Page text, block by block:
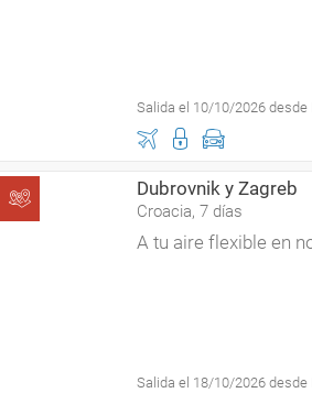
Salida el 10/10/2026 desde
Dubrovnik y Zagreb
Croacia, 7 días
A tu aire flexible en
Salida el 18/10/2026 desde